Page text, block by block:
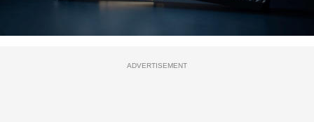
ADVERTISEMENT